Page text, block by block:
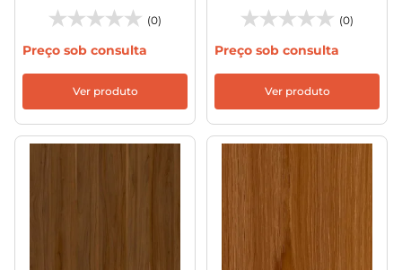
(0)
Preço sob consulta
Ver produto
(0)
Preço sob consulta
Ver produto